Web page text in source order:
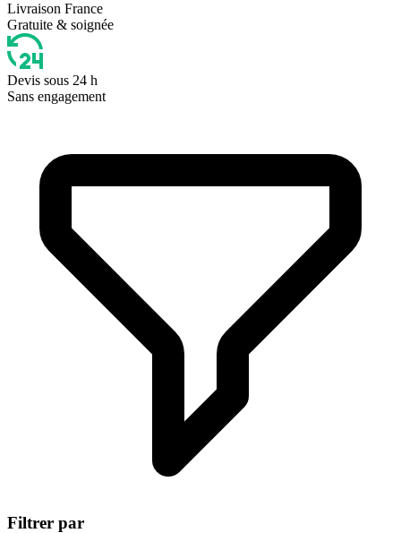
Livraison France
Gratuite & soignée
Devis sous 24 h
Sans engagement
Filtrer par